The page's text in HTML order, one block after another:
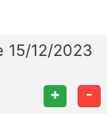
15/12/2023
+ -